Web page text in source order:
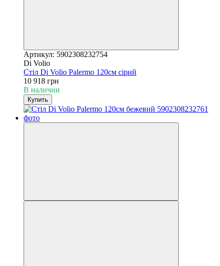
Артикул: 5902308232754
Di Volio
Стіл Di Volio Palermo 120см сірий
10 918 грн
В наличии
Купить